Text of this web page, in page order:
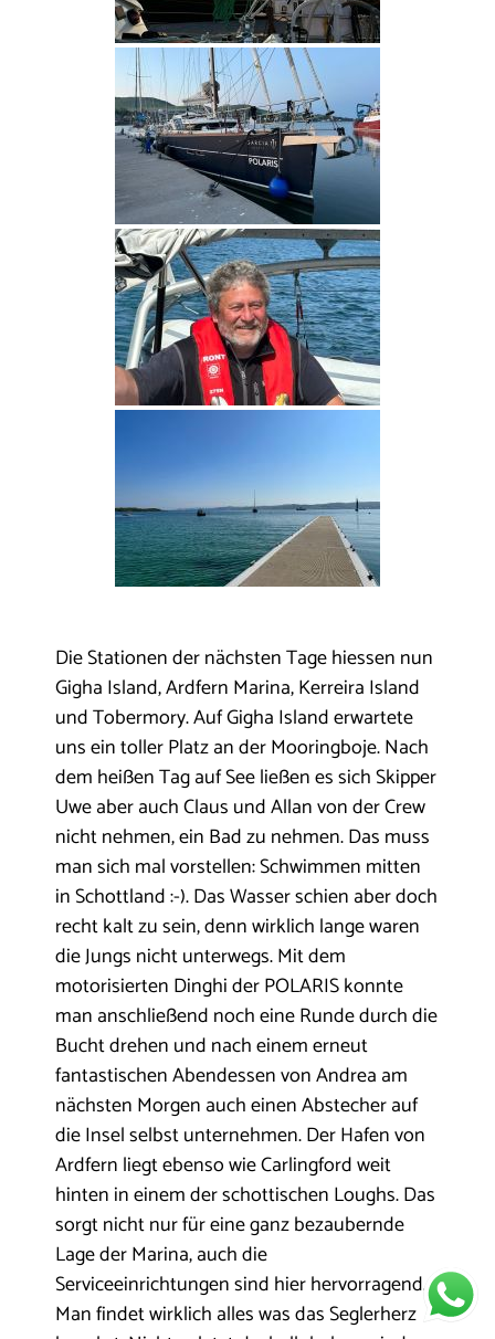
Die Stationen der nächsten Tage hiessen nun
Gigha Island, Ardfern Marina, Kerreira Island
und Tobermory. Auf Gigha Island erwartete
uns ein toller Platz an der Mooringboje. Nach
dem heißen Tag auf See ließen es sich Skipper
Uwe aber auch Claus und Allan von der Crew
nicht nehmen, ein Bad zu nehmen. Das muss
man sich mal vorstellen: Schwimmen mitten
in Schottland :-). Das Wasser schien aber doch
recht kalt zu sein, denn wirklich lange waren
die Jungs nicht unterwegs. Mit dem
motorisierten Dinghi der POLARIS konnte
man anschließend noch eine Runde durch die
Bucht drehen und nach einem erneut
fantastischen Abendessen von Andrea am
nächsten Morgen auch einen Abstecher auf
die Insel selbst unternehmen. Der Hafen von
Ardfern liegt ebenso wie Carlingford weit
hinten in einem der schottischen Loughs. Das
sorgt nicht nur für eine ganz bezaubernde
Lage der Marina, auch die
Serviceeinrichtungen sind hier hervorragend.
Man findet wirklich alles was das Seglerherz